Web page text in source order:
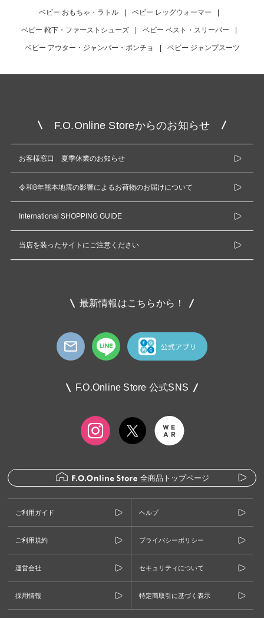
ベビー おもちゃ・ラトル ベビー レッグウォーマー
ベビー 靴下・ファーストシューズ ベビー ベスト・スリーパー
ベビー アウター・ジャンバー・ポンチョ ベビー ジャンプスーツ
F.O.Online Storeからのお知らせ
お客様窓口 夏季休業のお知らせ
令和8年熊本地震の影響によるお荷物のお届けについて
International SHOPPING GUIDE
当店を装ったサイトにご注意ください
最新情報はこちらから！
F.O.Online Store 公式SNS
全商品トップページ
ご利用ガイド ヘルプ
ご利用規約 プライバシーポリシー
運営会社 セキュリティについて
採用情報 特定商取引に基づく表示